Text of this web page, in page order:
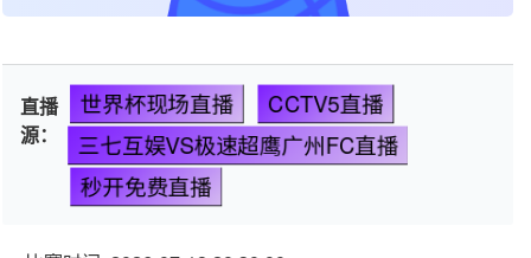
直播
源：
世界杯现场直播
CCTV5直播
三七互娱VS极速超鹰广州FC直播
秒开免费直播